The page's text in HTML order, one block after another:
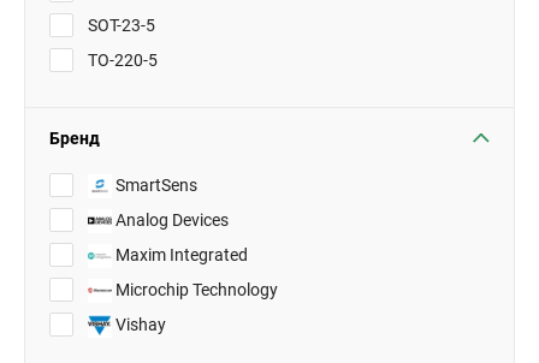
SOT-23-5
TO-220-5
Бренд
SmartSens
Analog Devices
Maxim Integrated
Microchip Technology
Vishay